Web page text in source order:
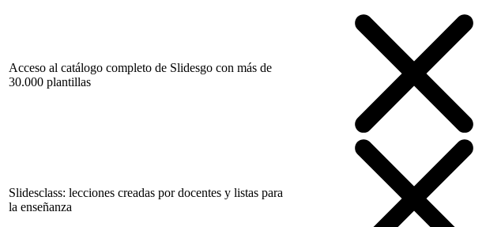
Acceso al catálogo completo de Slidesgo con más de
30.000 plantillas
Slidesclass: lecciones creadas por docentes y listas para
la enseñanza